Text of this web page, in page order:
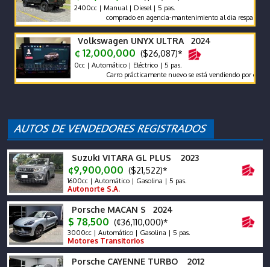
2400cc | Manual | Diesel | 5 pas.
comprado en agencia-mantenimiento al dia respaldo -pocos
Volkswagen UNYX ULTRA 2024
¢ 12,000,000 ($26,087)*
0cc | Automático | Eléctrico | 5 pas.
Carro prácticamente nuevo se está vendiendo por compra de
Suzuki VITARA GL PLUS 2023
¢9,900,000 ($21,522)*
1600cc | Automático | Gasolina | 5 pas.
Autonorte S.A.
Porsche MACAN S 2024
$ 78,500 (¢36,110,000)*
3000cc | Automático | Gasolina | 5 pas.
Motores Transitorios
Porsche CAYENNE TURBO 2012